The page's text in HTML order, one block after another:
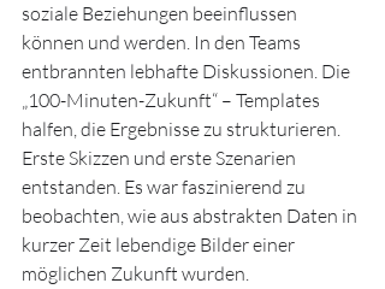
soziale Beziehungen beeinflussen
können und werden. In den Teams
entbrannten lebhafte Diskussionen. Die
„100-Minuten-Zukunft“ – Templates
halfen, die Ergebnisse zu strukturieren.
Erste Skizzen und erste Szenarien
entstanden. Es war faszinierend zu
beobachten, wie aus abstrakten Daten in
kurzer Zeit lebendige Bilder einer
möglichen Zukunft wurden.